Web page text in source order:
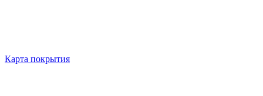
Карта покрытия